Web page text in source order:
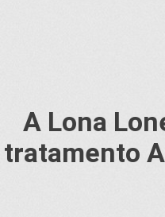
A Lona
tratamento